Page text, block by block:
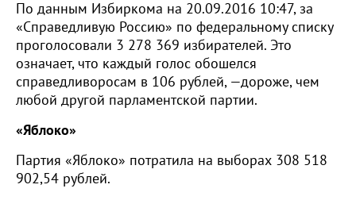
По данным Избиркома на 20.09.2016 10:47, за
«Справедливую Россию» по федеральному списку
проголосовали 3 278 369 избирателей. Это
означает, что каждый голос обошелся
справедливоросам в 106 рублей, —дороже, чем
любой другой парламентской партии.
«Яблоко»
Партия «Яблоко» потратила на выборах 308 518
902,54 рублей.